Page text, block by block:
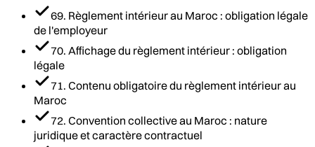
69. Règlement intérieur au Maroc : obligation légale
de l'employeur
70. Affichage du règlement intérieur : obligation
légale
71. Contenu obligatoire du règlement intérieur au
Maroc
72. Convention collective au Maroc : nature
juridique et caractère contractuel